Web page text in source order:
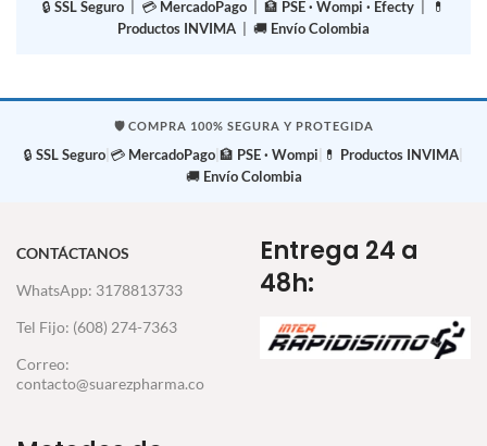
🔒 SSL Seguro| 💳 MercadoPago| 🏦 PSE · Wompi · Efecty| 💊
Productos INVIMA | 🚚 Envío Colombia
🛡️ COMPRA 100% SEGURA Y PROTEGIDA
🔒 SSL Seguro 💳 MercadoPago 🏦 PSE · Wompi 💊 Productos INVIMA
🚚 Envío Colombia
CONTÁCTANOS
WhatsApp: 3178813733
Tel Fijo: (608) 274-7363
Correo:
contacto@suarezpharma.co
Entrega 24 a
48h: